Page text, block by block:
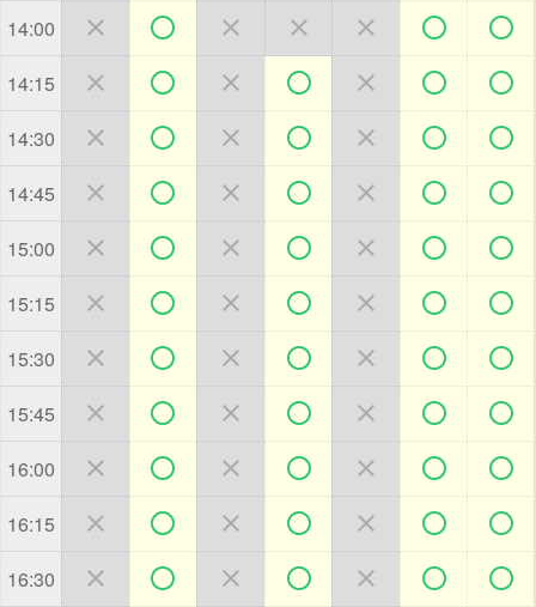
14:00       
14:15       
14:30       
14:45       
15:00       
15:15       
15:30       
15:45       
16:00       
16:15       
16:30       